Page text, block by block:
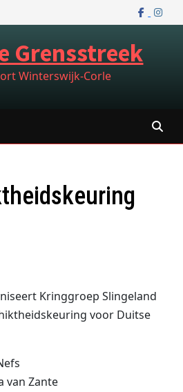
Grensstreek
Winterswijk-Corle
Kringgroep Slingeland
voor Duitse
van Zante